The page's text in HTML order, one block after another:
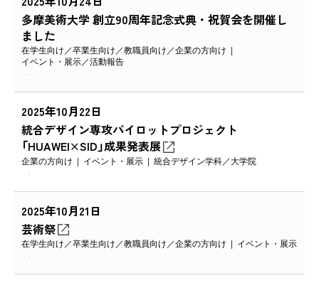
多摩美術大学 創立90周年記念式典・祝賀会を開催し
ました
在学生向け 卒業生向け 教職員向け
企業の方向け
イベント・展示
活動報告
2025年10月22日
統合デザイン専攻パイロットプロジェクト
「HUAWEI×SID」成果発表展
企業の方向け イベント・展示 統合デザイン学科 大学院
2025年10月21日
芸術祭
在学生向け 卒業生向け 教職員向け 企業の方向け イベント・展示